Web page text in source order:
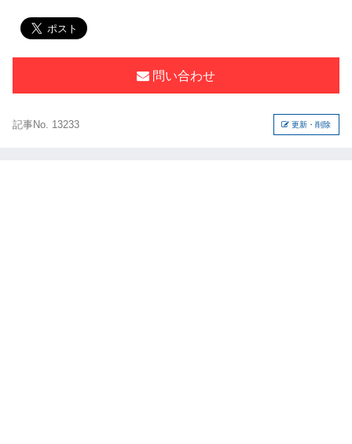
問い合わせ
記事No. 13233 更新・削除